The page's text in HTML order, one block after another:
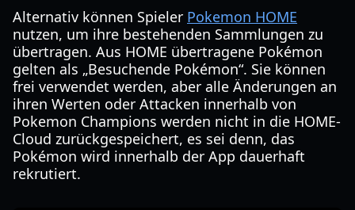
Alternativ können Spieler Pokemon HOME
nutzen, um ihre bestehenden Sammlungen zu
übertragen. Aus HOME übertragene Pokémon
gelten als „Besuchende Pokémon“. Sie können
frei verwendet werden, aber alle Änderungen an
ihren Werten oder Attacken innerhalb von
Pokemon Champions werden nicht in die HOME-
Cloud zurückgespeichert, es sei denn, das
Pokémon wird innerhalb der App dauerhaft
rekrutiert.